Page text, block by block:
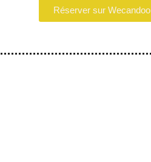
Réserver sur Wecandoo